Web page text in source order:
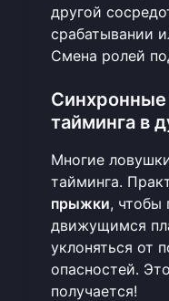
другой
срабатывании
Смена ролей
тайминга в
Многие
тайминга.
прыжки, чтобы
движущимся
уклоняться от
опасностей.
получается!